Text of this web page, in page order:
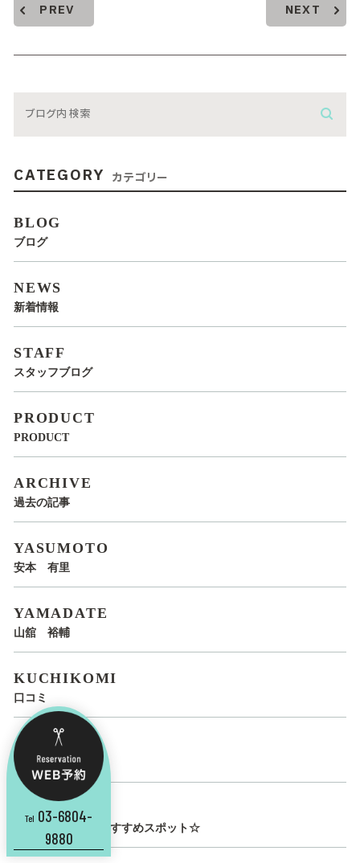
PREV NEXT
CATEGORY カテゴリー
BLOG
ブログ
NEWS
新着情報
STAFF
スタッフブログ
PRODUCT
PRODUCT
ARCHIVE
過去の記事
YASUMOTO
安本 有里
YAMADATE
山舘 裕輔
KUCHIKOMI
口コミ
QA
Q&A
SPOT
LUCIRO STAFF おすすめスポット☆
Tel 03-6804-
9880